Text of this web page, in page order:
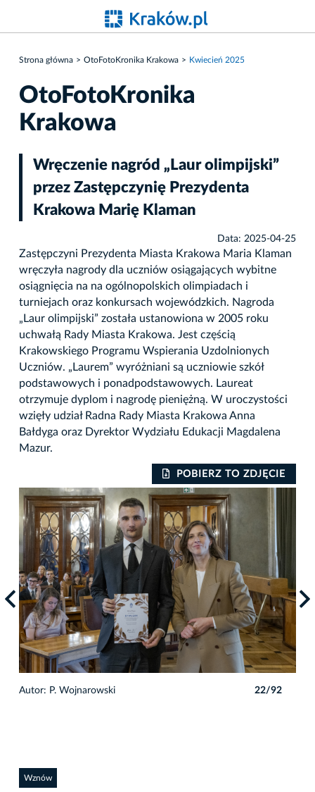
Strona główna OtoFotoKronika Krakowa Kwiecień 2025
OtoFotoKronika
Krakowa
Wręczenie nagród „Laur olimpijski”
przez Zastępczynię Prezydenta
Krakowa Marię Klaman
Data: 2025-04-25
Zastępczyni Prezydenta Miasta Krakowa Maria Klaman
wręczyła nagrody dla uczniów osiągających wybitne
osiągnięcia na na ogólnopolskich olimpiadach i
turniejach oraz konkursach wojewódzkich. Nagroda
„Laur olimpijski” została ustanowiona w 2005 roku
uchwałą Rady Miasta Krakowa. Jest częścią
Krakowskiego Programu Wspierania Uzdolnionych
Uczniów. „Laurem” wyróżniani są uczniowie szkół
podstawowych i ponadpodstawowych. Laureat
otrzymuje dyplom i nagrodę pieniężną. W uroczystości
wzięły udział Radna Rady Miasta Krakowa Anna
Bałdyga oraz Dyrektor Wydziału Edukacji Magdalena
Mazur.
POBIERZ TO ZDJĘCIE
Autor: P. Wojnarowski 22/92
Wznów